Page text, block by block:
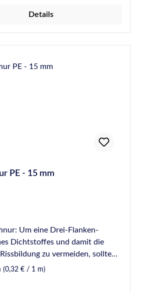
Details
PE - 15 mm
Um eine Drei-Flanken-
Dichtstoffes und damit die
zu vermeiden, sollte
in einer Fuge vorverlegt
(0,32 € / 1 m)